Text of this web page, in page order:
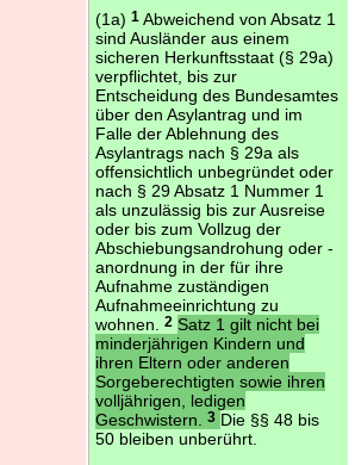
(1a) 1Abweichend von Absatz 1
sind Ausländer aus einem
sicheren Herkunftsstaat (§ 29a)
verpflichtet, bis zur
Entscheidung des Bundesamtes
über den Asylantrag und im
Falle der Ablehnung des
Asylantrags nach § 29a als
offensichtlich unbegründet oder
nach § 29 Absatz 1 Nummer 1
als unzulässig bis zur Ausreise
oder bis zum Vollzug der
Abschiebungsandrohung oder -
anordnung in der für ihre
Aufnahme zuständigen
Aufnahmeeinrichtung zu
wohnen.
2 Satz 1 gilt nicht bei
minderjährigen Kindern und
ihren Eltern oder anderen
Sorgeberechtigten sowie ihren
volljährigen, ledigen
Geschwistern.
3 Die §§ 48 bis
50 bleiben unberührt.